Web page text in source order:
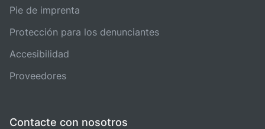
Pie de imprenta
Protección para los denunciantes
Accesibilidad
Proveedores
Contacte con nosotros